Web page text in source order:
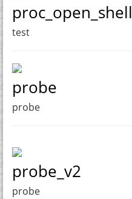
proc_open_shell
test
probe
probe
probe_v2
probe